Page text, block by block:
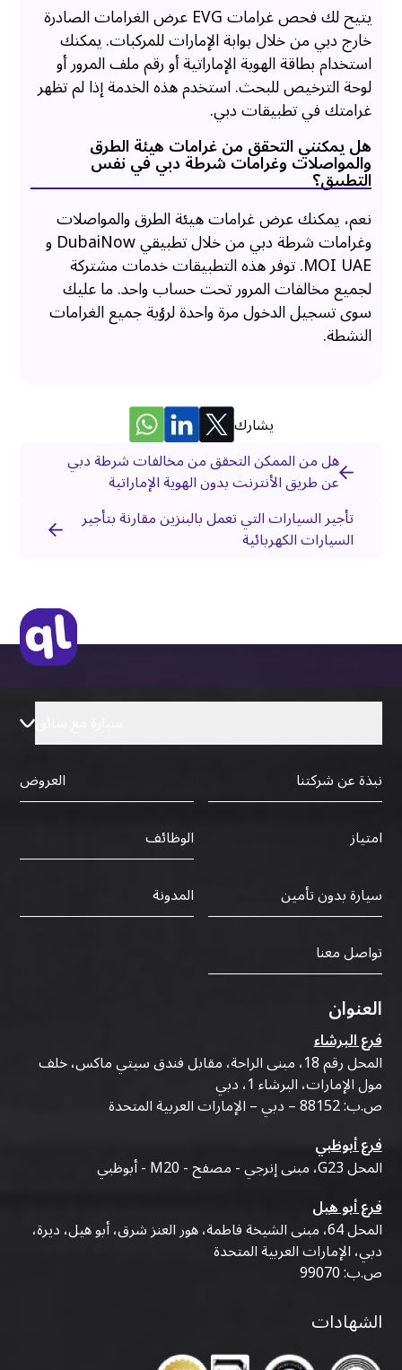
يتيح لك فحص غرامات EVG عرض الغرامات الصادرة
خارج دبي من خلال بوابة الإمارات للمركبات. يمكنك
استخدام بطاقة الهوية الإماراتية أو رقم ملف المرور أو
لوحة الترخيص للبحث. استخدم هذه الخدمة إذا لم تظهر
غرامتك في تطبيقات دبي.
هل يمكنني التحقق من غرامات هيئة الطرق
والمواصلات وغرامات شرطة دبي في نفس
التطبيق؟
نعم، يمكنك عرض غرامات هيئة الطرق والمواصلات
وغرامات شرطة دبي من خلال تطبيقي DubaiNow و
MOI UAE. توفر هذه التطبيقات خدمات مشتركة
لجميع مخالفات المرور تحت حساب واحد. ما عليك
سوى تسجيل الدخول مرة واحدة لرؤية جميع الغرامات
النشطة.
يشارك
هل من الممكن التحقق من مخالفات شرطة دبي
عن طريق الأنترنت بدون الهوية الإماراتية
تأجير السيارات التي تعمل بالبنزين مقارنة بتأجير
السيارات الكهربائية
نبذة عن شركتنا
العروض
امتياز
الوظائف
سيارة بدون تأمين
المدونة
تواصل معنا
العنوان
فرع البرشاء
المحل رقم 18، مبنى الراحة، مقابل فندق سيتي ماكس، خلف
مول الإمارات، البرشاء 1، دبي
ص.ب: 88152 – دبي – الإمارات العربية المتحدة
فرع أبوظبي
المحل G23، مبنى إنرجي - مصفح - M20 - أبوظبي
فرع أبو هيل
المحل 64، مبنى الشيخة فاطمة، هور العنز شرق، أبو هيل، ديرة،
دبي، الإمارات العربية المتحدة
ص.ب: 99070
الشهادات